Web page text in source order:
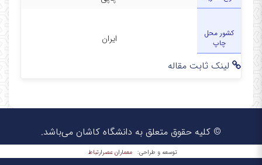
کشور محل
چاپ
ایران
لینک ثابت مقاله
© کلیه حقوق متعلق به دانشگاه کاشان می‌باشد.
توسعه و طراحی: معماران عصر‌ارتباط